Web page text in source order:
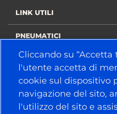
LINK UTILI
PNEUMATICI
POLITICA
AZIENDA
Cliccando su “Accetta
l'utente accetta di
cookie sul dispositivo
navigazione del sito,
l'utilizzo del sito e